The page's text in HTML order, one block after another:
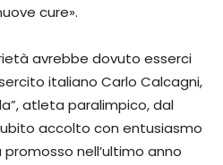
cure».
avrebbe dovuto esserci
italiano Carlo Calcagni,
atleta paralimpico, dal
accolto con entusiasmo
nell’ultimo anno